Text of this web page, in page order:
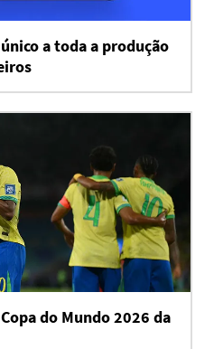
a toda a produção
do Mundo 2026 da